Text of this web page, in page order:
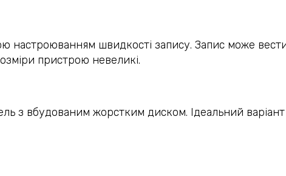
настроюванням швидкості запису. Запис може
пристрою невеликі.
з вбудованим жорстким диском. Ідеальний